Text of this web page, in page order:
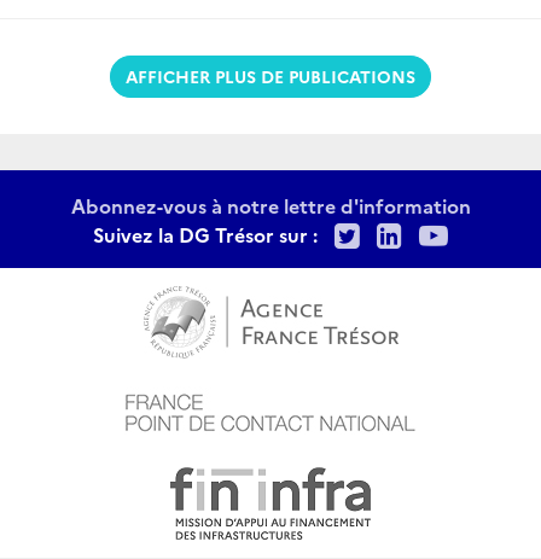
AFFICHER PLUS DE PUBLICATIONS
Abonnez-vous à notre lettre d'information
Suivez la DG Trésor sur :
TwitterLinkedIn